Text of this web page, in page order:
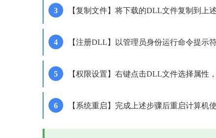
【复制文件】将下载的DLL文件复制到上
【注册DLL】以管理员身份运行命令提示
【权限设置】右键点击DLL文件选择属性
【系统重启】完成上述步骤后重启计算机